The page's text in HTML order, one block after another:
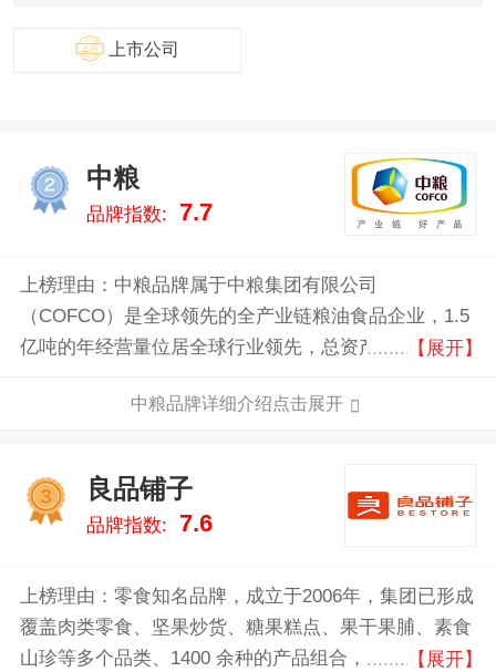
上市公司
中粮
品牌指数: 7.7
上榜理由：中粮品牌属于中粮集团有限公司
（COFCO）是全球领先的全产业链粮油食品企业，1.5
亿吨的年经营量位居全球行业领先，总资产排名全球行
(COFCO)是世界500强企业，也是中国领先的农产品、
到餐桌的全产业链粮油食品企业，建设全服务链的城市
综合体。
【展开】
中粮品牌详细介绍点击展开
3
良品铺子
品牌指数: 7.6
上榜理由：零食知名品牌，成立于2006年，集团已形成
覆盖肉类零食、坚果炒货、糖果糕点、果干果脯、素食
山珍等多个品类、1400 余种的产品组合，有效满足不
【展开】